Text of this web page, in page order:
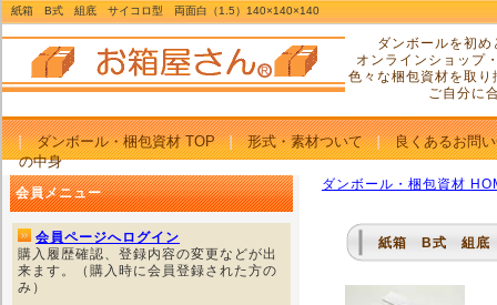
紙箱 B式 組底 サイコロ型 両面白（1.5）140×140×140
ダンボールを初
オンラインショップ
色々な梱包資材を取
ご自分に
ダンボール・梱包資材 TOP 形式・素材ついて
良くあるお問
の中身
ダンボール・梱包資材
紙箱 B式 組底
会員メニュー
会員ページへログイン
購入履歴確認、登録内容の変更などが出
来ます。（購入時に会員登録された方の
み）